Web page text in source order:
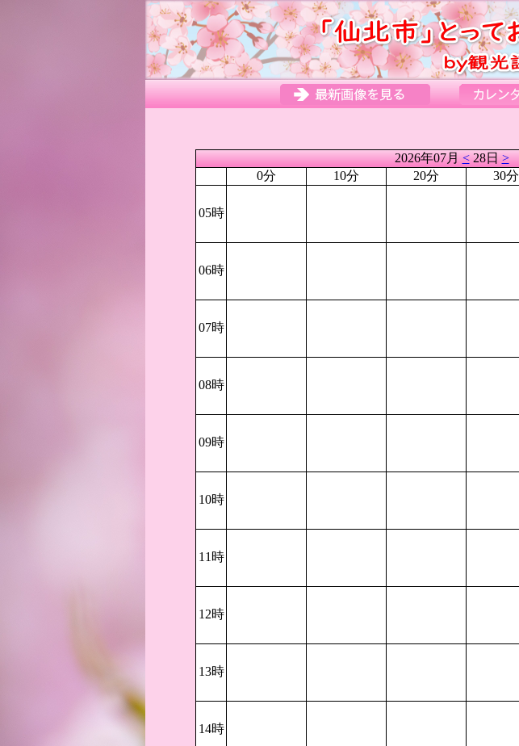
2026年07月<28日>
0分
10分 20分 30分
05時
06時
07時
08時
09時
10時
11時
12時
13時
14時